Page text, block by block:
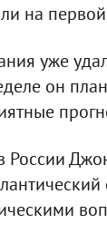
на первой
уже
он